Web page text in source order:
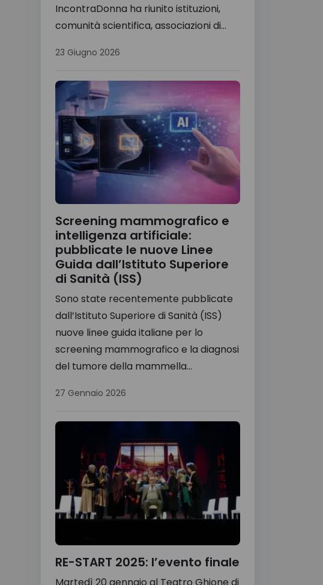
IncontraDonna ha riunito istituzioni,
comunità scientifica, associazioni di...
23 Giugno 2026
Screening mammografico e
intelligenza artificiale:
pubblicate le nuove Linee
Guida dall’Istituto Superiore
di Sanità (ISS)
Sono state recentemente pubblicate
dall’Istituto Superiore di Sanità (ISS)
nuove linee guida italiane per lo
screening mammografico e la diagnosi
del tumore della mammella...
27 Gennaio 2026
RE-START 2025: l’evento finale
Martedì 20 gennaio al Teatro Ghione di